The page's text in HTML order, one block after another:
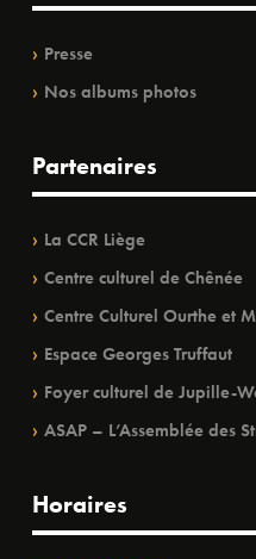
Presse
Nos albums photos
Partenaires
La CCR Liège
Centre culturel de Chênée
Centre Culturel Ourthe et
Espace Georges Truffaut
Foyer culturel de Jupille-
ASAP – L’Assemblée des
Horaires